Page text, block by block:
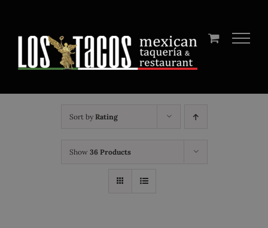
content
Sort by Rating
Show 36 Products